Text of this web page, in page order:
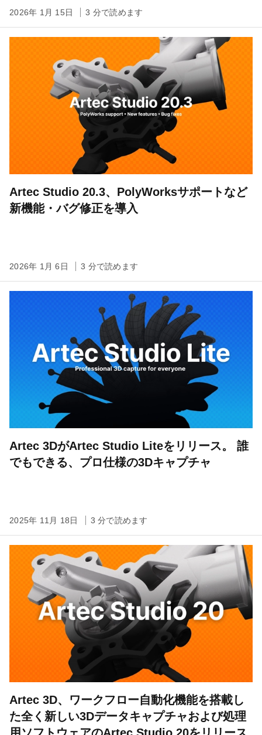
2026年 1月 15日 3 分で読めます
Artec Studio 20.3、PolyWorksサポートなど
新機能・バグ修正を導入
2026年 1月 6日 3 分で読めます
Artec 3DがArtec Studio Liteをリリース。 誰
でもできる、プロ仕様の3Dキャプチャ
2025年 11月 18日 3 分で読めます
Artec 3D、ワークフロー自動化機能を搭載し
た全く新しい3Dデータキャプチャおよび処理